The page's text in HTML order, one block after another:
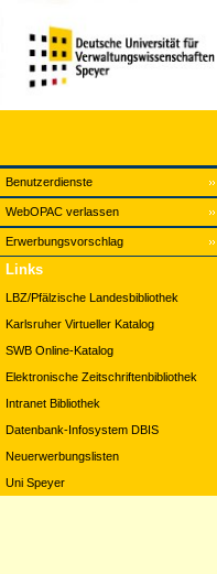
Benutzerdienste
WebOPAC verlassen
Erwerbungsvorschlag
Links
LBZ/Pfälzische Landesbibliothek
Karlsruher Virtueller Katalog
SWB Online-Katalog
Elektronische Zeitschriftenbibliothek
Intranet Bibliothek
Datenbank-Infosystem DBIS
Neuerwerbungslisten
Uni Speyer